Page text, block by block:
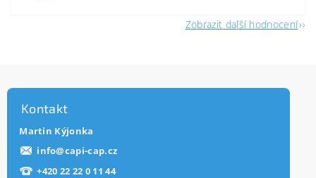
Zobrazit další hodnocení
Kontakt
Martin Kýjonka
info@capi-cap.cz
+420 22 22 0 11 44